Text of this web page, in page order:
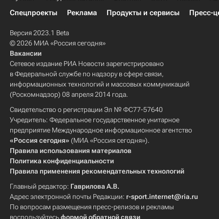
Спецпроекты
Реклама Продукты и сервисы Пресс-
Версия 2023.1 Beta
© 2026 МИА «Россия сегодня»
Вакансии
Сетевое издание РИА Новости зарегистрировано
в Федеральной службе по надзору в сфере связи,
информационных технологий и массовых коммуникаций
(Роскомнадзор) 08 апреля 2014 года.
Свидетельство о регистрации Эл № ФС77-57640
Учредитель: Федеральное государственное унитарное
предприятие Международное информационное агентство
«Россия сегодня» (МИА «Россия сегодня»).
Правила использования материалов
Политика конфиденциальности
Правила применения рекомендательных технологий
Главный редактор: Гаврилова А.В.
Адрес электронной почты Редакции: r-sport.internet@ria.ru
По вопросам размещения пресс-релизов и рекламы
воспользуйтесьформой обратной связи